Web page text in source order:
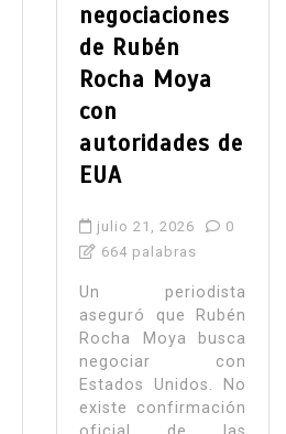
negociaciones
de Rubén
Rocha Moya
con
autoridades de
EUA
julio 21, 2026
0
664 palabras
Un periodista
aseguró que Rubén
Rocha Moya busca
negociar con
Estados Unidos. No
existe confirmación